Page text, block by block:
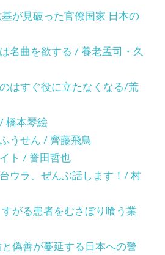
が見破った官僚国家 日本の
名曲を欲する / 養老孟司・久
はすぐ役に立たなくなる/荒
橋本琴絵
うせん / 齊藤飛鳥
ト / 誉田哲也
ウラ、ぜんぶ話します！/ 村
がる患者をむさぼり喰う業
偽善が蔓延する日本への警